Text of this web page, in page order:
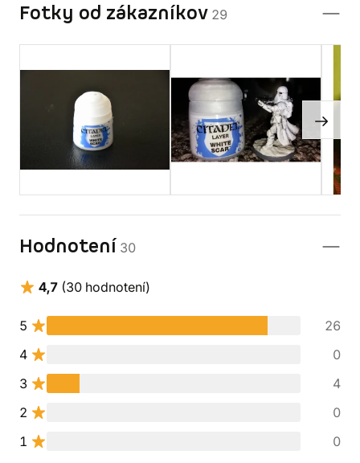
Fotky od zákazníkov 29
Hodnotení 30
4,7 (30 hodnotení)
5
26
4
0
3
4
2
0
1
0